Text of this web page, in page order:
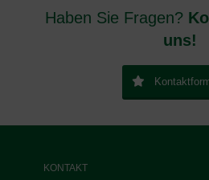
Haben Sie Fragen?
uns!
KONTAKT